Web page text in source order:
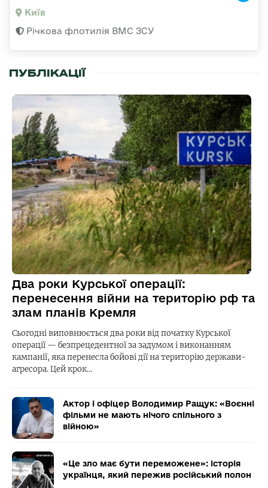
Київ
Річкова флотилія ВМС ЗСУ
ПУБЛІКАЦІЇ
Два роки Курської операції:
перенесення війни на територію рф та
злам планів Кремля
Сьогодні виповнюється два роки від початку Курської
операції — безпрецедентної за задумом і виконанням
кампанії, яка перенесла бойові дії на територію держави-
агресора. Цей крок…
Актор і офіцер Володимир Ращук: «Воєнні
фільми не мають нічого спільного з
війною»
«Це зло має бути переможене»: історія
українця, який пережив російський полон